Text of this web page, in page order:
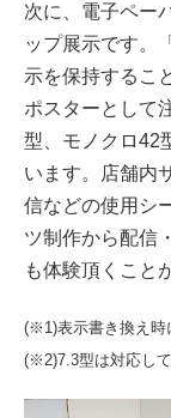
次に、電子ペー
ップ展示です。
示を保持するこ
ポスターとして
型、モノクロ42
います。店舗内
信などの使用シ
ツ制作から配信
も体験頂くこと
(※1)表示書き換え時
(※2)7.3型は対応して